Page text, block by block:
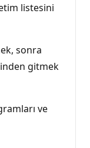
listesini
sonra
gitmek
ve